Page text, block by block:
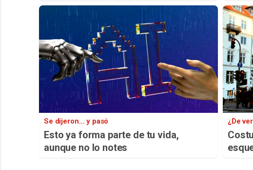
Se dijeron… y pasó
Esto ya forma parte de tu vida,
aunque no lo notes
¿De